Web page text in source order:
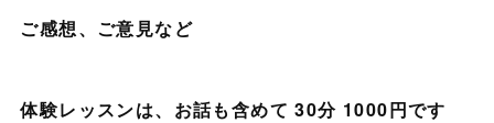
ご感想、ご意見など
体験レッスンは、お話も含めて 30分 1000円です